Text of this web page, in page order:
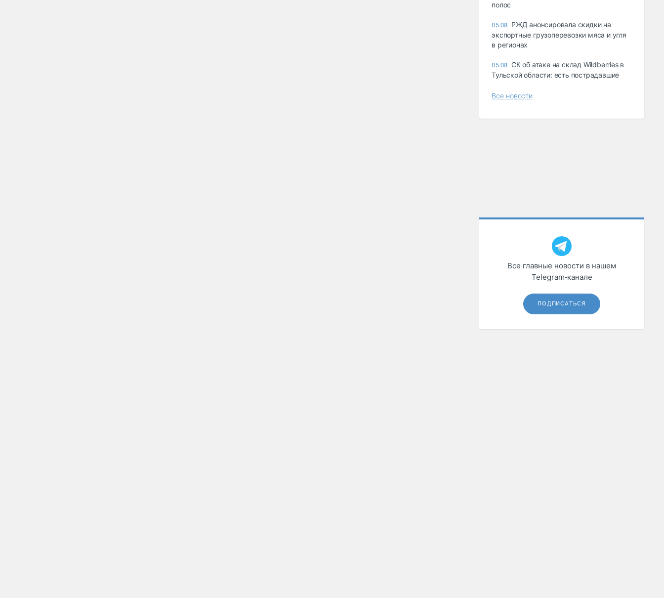
полос
05.08 РЖД анонсировала скидки на
экспортные грузоперевозки мяса и угля
в регионах
05.08 СК об атаке на склад Wildberries в
Тульской области: есть пострадавшие
Все новости
Все главные новости в нашем
Telegram‑канале
ПОДПИСАТЬСЯ